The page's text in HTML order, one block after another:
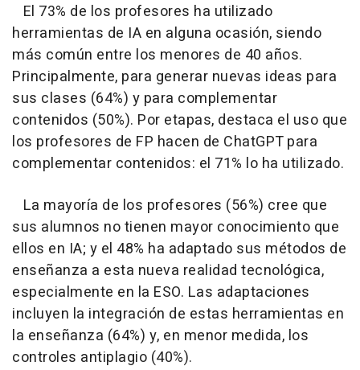
El 73% de los profesores ha utilizado
herramientas de IA en alguna ocasión, siendo
más común entre los menores de 40 años.
Principalmente, para generar nuevas ideas para
sus clases (64%) y para complementar
contenidos (50%). Por etapas, destaca el uso que
los profesores de FP hacen de ChatGPT para
complementar contenidos: el 71% lo ha utilizado.
La mayoría de los profesores (56%) cree que
sus alumnos no tienen mayor conocimiento que
ellos en IA; y el 48% ha adaptado sus métodos de
enseñanza a esta nueva realidad tecnológica,
especialmente en la ESO. Las adaptaciones
incluyen la integración de estas herramientas en
la enseñanza (64%) y, en menor medida, los
controles antiplagio (40%).